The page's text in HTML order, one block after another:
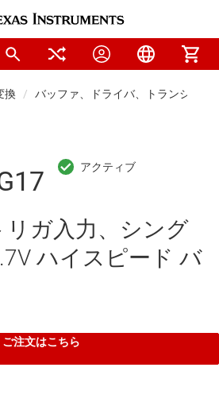
換 バッファ、ドライバ、トランシーバ
ガ入力、シング
ハイスピード バ
ご注文はこちら